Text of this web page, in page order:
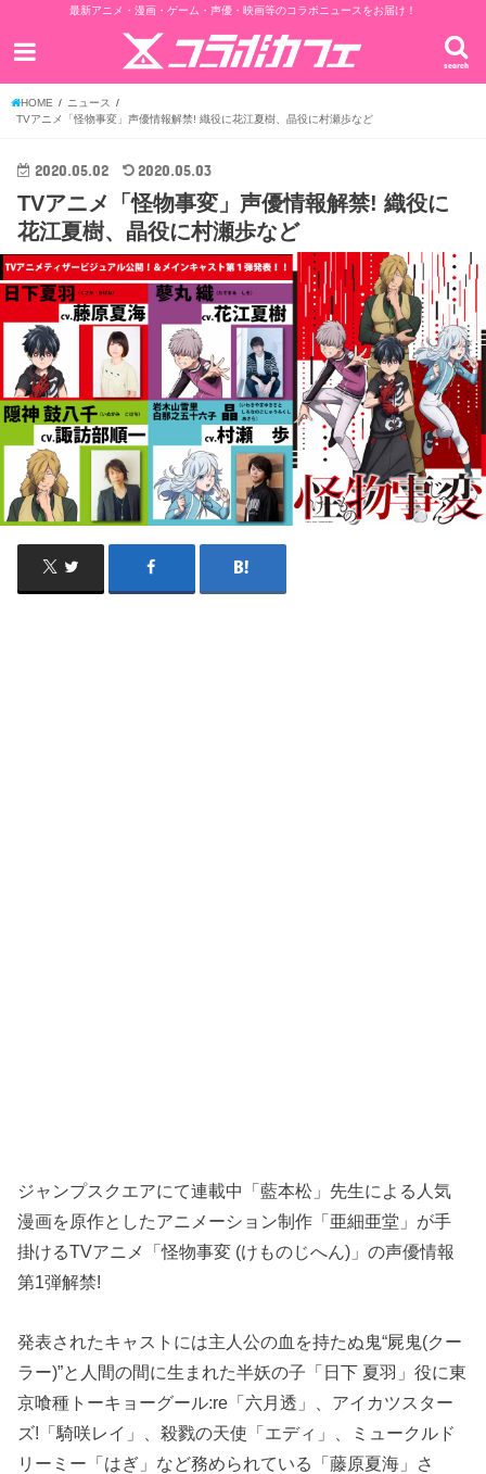
最新アニメ・漫画・ゲーム・声優・映画等のコラボニュースをお届け！
search
HOME
ニュース
TVアニメ「怪物事変」声優情報解禁! 織役に花江夏樹、晶役に村瀬歩など
2020.05.02 2020.05.03
TVアニメ「怪物事変」声優情報解禁! 織役に
花江夏樹、晶役に村瀬歩など
ジャンプスクエアにて連載中「藍本松」先生による人気
漫画を原作としたアニメーション制作「亜細亜堂」が手
掛けるTVアニメ「怪物事変 (けものじへん)」の声優情報
第1弾解禁!
発表されたキャストには主人公の血を持たぬ鬼“屍鬼(クー
ラー)”と人間の間に生まれた半妖の子「日下 夏羽」役に東
京喰種トーキョーグール:re「六月透」、アイカツスター
ズ!「騎咲レイ」、殺戮の天使「エディ」、ミュークルド
リーミー「はぎ」など務められている「藤原夏海」さ